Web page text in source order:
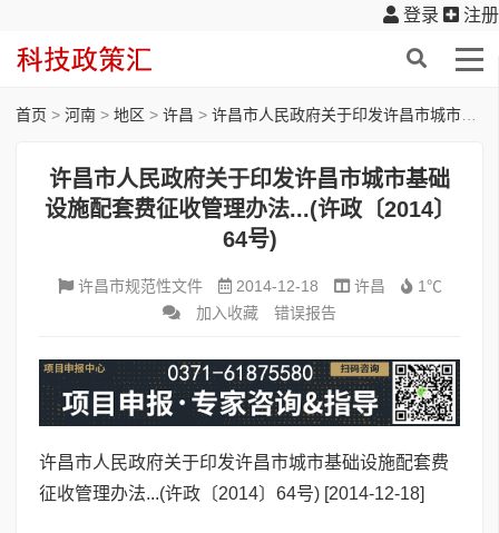
登录 注册
首页 > 河南 > 地区 > 许昌 > 许昌市人民政府关于印发许昌市城市基础设施配套费征收管理办法...(许政〔2014〕64号)
许昌市人民政府关于印发许昌市城市基础
设施配套费征收管理办法...(许政〔2014〕
64号)
许昌市规范性文件 2014-12-18 许昌
1℃
加入收藏
错误报告
许昌市人民政府关于印发许昌市城市基础设施配套费
征收管理办法...(许政〔2014〕64号) [2014-12-18]